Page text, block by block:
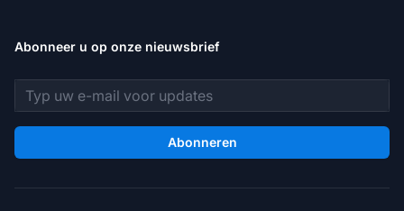
Abonneer u op onze nieuwsbrief
E-mailadres
Abonneren